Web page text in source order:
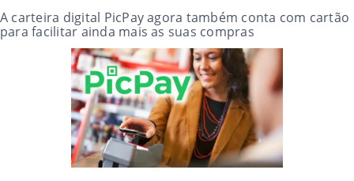
A carteira digital PicPay agora também conta com cartão
para facilitar ainda mais as suas compras